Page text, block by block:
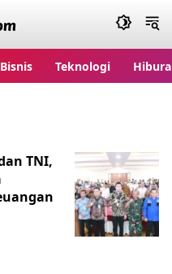
Artikelkita.com
Bisnis Teknologi
TNI,